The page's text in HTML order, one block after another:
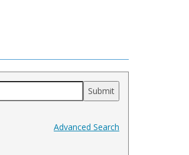
Submit
Advanced Search